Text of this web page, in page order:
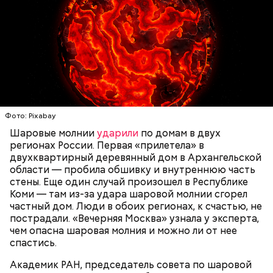
Фото: Pixabay
Шаровые молнииударили по домам в двух
регионах России. Первая «прилетела» в
двухквартирный деревянный дом в Архангельской
области — пробила обшивку и внутреннюю часть
стены. Еще один случай произошел в Республике
Коми — там из-за удара шаровой молнии сгорел
частный дом. Люди в обоих регионах, к счастью, не
пострадали. «Вечерняя Москва» узнала у эксперта,
чем опасна шаровая молния и можно ли от нее
спастись.
Академик РАН, председатель совета по шаровой
— Маленькие — от одного сантиметра, средние —
около 20 сантиметров, а самые большие могут
доходить до нескольких метров. Шаровая молния
проходит и через стекла, даже часто не оставляя
следов. Она как капля стекает, растекается. Может
и в окно влезть, причем в двухметровое.
Сжимается, как воздушный шар, и проходит.
УЧЕНЫЕ МОЛНИИ ПОГОДА
По его словам, солдаты не знали о масштабах
трагедии. Подобных аварий раньше не случалось.
Поэтому он не испытывал страха.
За свою земную жизнь он совершил множество
Святитель Николай дожил до глубокой старости и
скончался в середине IV века. По церковному
преданию, мощи святого сохранились нетленными
и источали чудесное миро, от которого исцелилось
множество людей. В 1087 году мощи Николая
Угодника были перенесены в итальянский город
Бар (Бари), где находятся и поныне.